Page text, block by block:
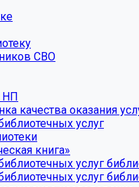
СВО
НП
качества оказания
услуг
книга»
услуг
услуг